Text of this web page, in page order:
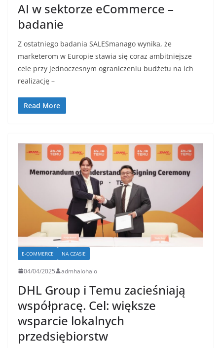
AI w sektorze eCommerce –
badanie
Z ostatniego badania SALESmanago wynika, że
marketerom w Europie stawia się coraz ambitniejsze
cele przy jednoczesnym ograniczeniu budżetu na ich
realizację –
Read More
E-COMMERCE NA CZASIE
04/04/2025 admhalohalo
DHL Group i Temu zacieśniają
współpracę. Cel: większe
wsparcie lokalnych
przedsiębiorstw